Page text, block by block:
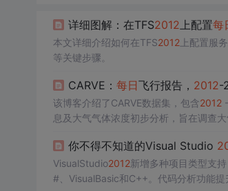
详细图解：在TFS2012 上配置每
本文详细介绍如何在TFS2012上配置服
等关键步骤。
CARVE： 每日飞行报告， 2012-
该博客介绍了CARVE数据集，包含2012-
息及大气气体浓度初步分析，旨在调查
你不得不知道的Visual Studio
VisualStudio2012新增多种项目类型支
#、VisualBasic和C++。代码分析功能